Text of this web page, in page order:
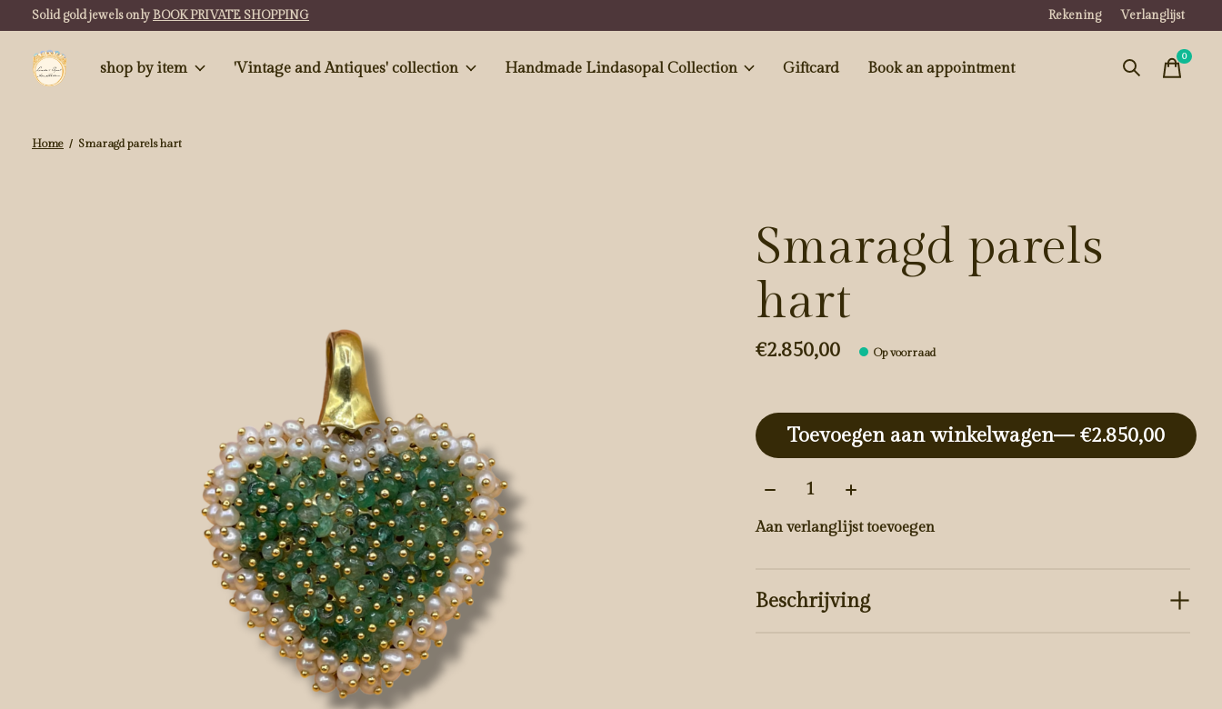
Solid gold jewels onlyBOOK PRIVATE SHOPPING Rekening Verlanglijst
shop by item 'Vintage and Antiques' collection Handmade Lindasopal Collection Giftcard Book an appointment
0items
Home / Smaragd parels hart
Smaragd parels
hart
€2.850,00 Op voorraad
Toevoegen aan winkelwagen
— €2.850,00
Aantal:
Aan verlanglijst toevoegen
Beschrijving